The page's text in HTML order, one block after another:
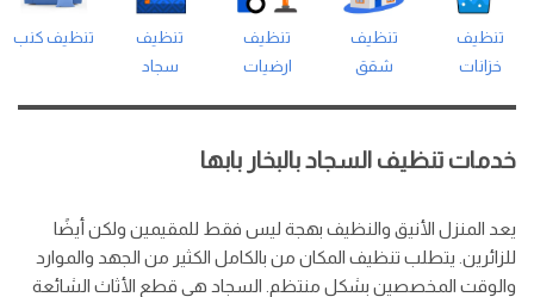
تنظيف
خزانات
تنظيف
شقق
تنظيف
ارضيات
تنظيف
سجاد
تنظيف كنب
خدمات تنظيف السجاد بالبخار بابها
يعد المنزل الأنيق والنظيف بهجة ليس فقط للمقيمين ولكن أيضًا
للزائرين. يتطلب تنظيف المكان من بالكامل الكثير من الجهد والموارد
والوقت المخصصين بشكل منتظم. السجاد هي قطع الأثاث الشائعة